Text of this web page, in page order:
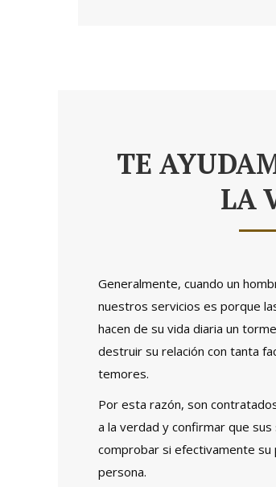
TE
LA
Generalmente, cuando un
nuestros servicios es porque
hacen de su vida diaria un
destruir su relación con tanta
temores.
Por esta razón, son
a la verdad y confirmar que
comprobar si efectivamente su
persona.